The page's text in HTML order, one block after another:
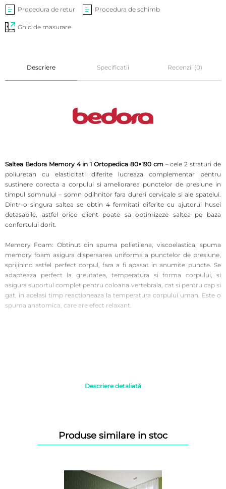
Procedura de retur Procedura de schimb
Ghid de masurare
Descriere Specificatii Recenzii (0)
Saltea Bedora Memory 4 in 1 Ortopedica 80×190 cm– cele 2 straturi de
poliuretan cu elasticitati diferite lucreaza complementar pentru
sustinere corecta a corpului si ameliorarea punctelor de presiune in
timpul somnului – somn odihnitor fara dureri cervicale si ale spatelui.
Dintr-o singura saltea se obtin 4 fermitati diferite cu ajutorul husei
detasabile, astfel orice client poate sa optimizeze saltea pe baza
confortului dorit.
Memory Foam: Obtinut din spuma polietilena, viscoelastica, spuma
memory foam asigura dispersarea uniforma a punctelor de presiune,
sprijinind astfel perfect corpul, fara a fi apasat in anumite puncte. Se
adapteaza perfect la greutatea, temperatura si forma corpului, si
asigura suportul complet pentru coloana vertebrala, cat si pentru cap si
gat, in acelasi timp reactioneaza la temperatura corpului uman. Este o
spuma anatomica, care are efect relaxant.
Descriere detaliată
Produse similare in stoc